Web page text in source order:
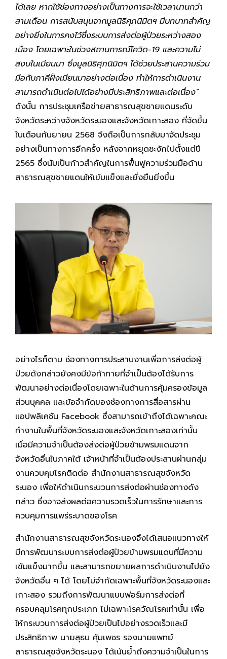
ได้เลย หากใช้ช่องทางอย่างเป็นทางการจะใช้เวลานานกว่า
สามเดือน การสนับสนุนจากมูลนิธิศุภนิมิตฯ มีบทบาทสำคัญ
อย่างยิ่งในการคงไว้ซึ่งระบบการส่งต่อผู้ป่วยระหว่างสอง
เมือง โดยเฉพาะในช่วงสถานการณ์โควิด-19 และความไม่
สงบในเมียนมา ซึ่งมูลนิธิศุภนิมิตฯ ได้ช่วยประสานความร่วม
มือกับภาคีฝั่งเมียนมาอย่างต่อเนื่อง ทำให้การดำเนินงาน
สามารถดำเนินต่อไปได้อย่างมีประสิทธิภาพและต่อเนื่อง”
ดังนั้น การประชุมเครือข่ายสาธารณสุขชายแดนระดับ
จังหวัดระหว่างจังหวัดระนองและจังหวัดเกาะสอง ที่จัดขึ้น
ในเดือนกันยายน 2568 จึงถือเป็นการกลับมาจัดประชุม
อย่างเป็นทางการอีกครั้ง หลังจากหยุดชะงักไปตั้งแต่ปี
2565 ซึ่งนับเป็นก้าวสำคัญในการฟื้นฟูความร่วมมือด้าน
สาธารณสุขชายแดนให้เข้มแข็งและยั่งยืนยิ่งขึ้น
อย่างไรก็ตาม ช่องทางการประสานงานเพื่อการส่งต่อผู้
ป่วยดังกล่าวยังคงมีข้อท้าทายที่จำเป็นต้องได้รับการ
พัฒนาอย่างต่อเนื่องโดยเฉพาะในด้านการคุ้มครองข้อมูล
ส่วนบุคคล และข้อจำกัดของช่องทางการสื่อสารผ่าน
แอปพลิเคชัน Facebook ซึ่งสามารถเข้าถึงได้เฉพาะคณะ
ทำงานในพื้นที่จังหวัดระนองและจังหวัดเกาะสองเท่านั้น
เมื่อมีความจำเป็นต้องส่งต่อผู้ป่วยข้ามพรมแดนจาก
จังหวัดอื่นในภาคใต้ เจ้าหน้าที่จำเป็นต้องประสานผ่านกลุ่ม
งานควบคุมโรคติดต่อ สำนักงานสาธารณสุขจังหวัด
ระนอง เพื่อให้ดำเนินกระบวนการส่งต่อผ่านช่องทางดัง
กล่าว ซึ่งอาจส่งผลต่อความรวดเร็วในการรักษาและการ
ควบคุมการแพร่ระบาดของโรค
สำนักงานสาธารณสุขจังหวัดระนองจึงได้เสนอแนวทางให้
มีการพัฒนาระบบการส่งต่อผู้ป่วยข้ามพรมแดนที่มีความ
เข้มแข็งมากขึ้น และสามารถขยายผลการดำเนินงานไปยัง
จังหวัดอื่น ๆ ได้ โดยไม่จำกัดเฉพาะพื้นที่จังหวัดระนองและ
เกาะสอง รวมถึงการพัฒนาแบบฟอร์มการส่งต่อที่
ครอบคลุมโรคทุกประเภท ไม่เฉพาะโรควัณโรคเท่านั้น เพื่อ
ให้กระบวนการส่งต่อผู้ป่วยเป็นไปอย่างรวดเร็วและมี
ประสิทธิภาพ นายสุธน คุ้มเพชร รองนายแพทย์
สาธารณสุขจังหวัดระนอง ได้เน้นย้ำถึงความจำเป็นในการ